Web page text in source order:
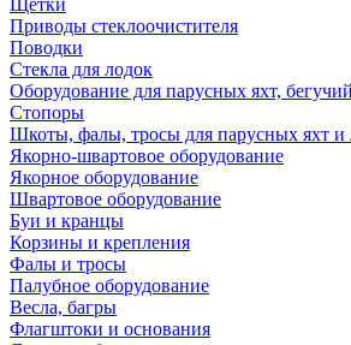
Щетки
Приводы стеклоочистителя
Поводки
Стекла для лодок
Оборудование для парусных яхт,
Стопоры
Шкоты, фалы, тросы для парусных яхт и
Якорно-швартовое оборудование
Якорное оборудование
Швартовое оборудование
Буи и кранцы
Корзины и крепления
Фалы и тросы
Палубное оборудование
Весла, багры
Флагштоки и основания